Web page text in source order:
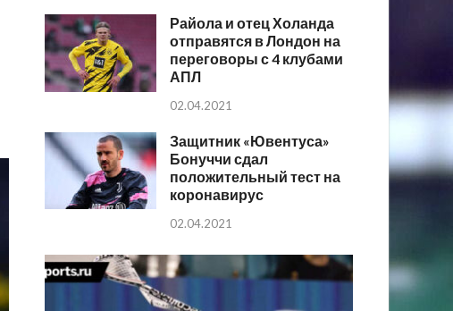
Райола и отец Холанда
отправятся в Лондон на
переговоры с 4 клубами
АПЛ
02.04.2021
Защитник «Ювентуса»
Бонуччи сдал
положительный тест на
коронавирус
02.04.2021